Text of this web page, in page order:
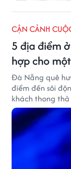
CẬN CẢNH
5 địa điểm
hợp cho
Đà Nẵng quê
điểm đến sôi
khách thong